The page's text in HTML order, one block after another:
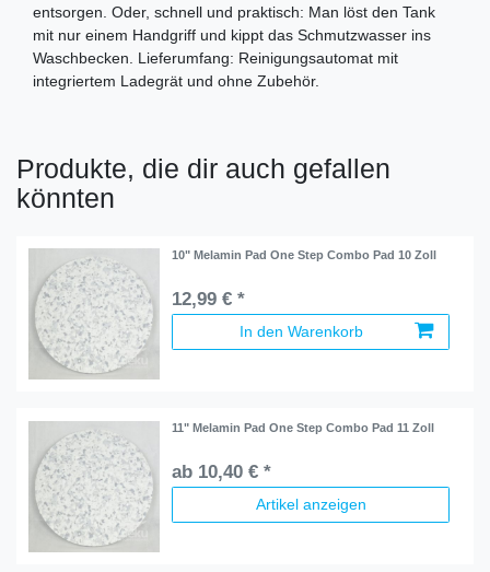
entsorgen. Oder, schnell und praktisch: Man löst den Tank
mit nur einem Handgriff und kippt das Schmutzwasser ins
Waschbecken. Lieferumfang: Reinigungsautomat mit
integriertem Ladegrät und ohne Zubehör.
Produkte, die dir auch gefallen
könnten
10" Melamin Pad One Step Combo Pad 10 Zoll
12,99 € *
In den Warenkorb
11" Melamin Pad One Step Combo Pad 11 Zoll
ab 10,40 € *
Artikel anzeigen